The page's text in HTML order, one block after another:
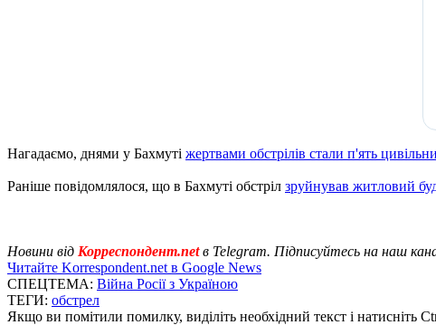
Нагадаємо, днями у Бахмуті жертвами обстрілів стали п'ять
Раніше повідомлялося, що в Бахмуті обстріл зруйнував житловий
Новини від Корреспондент.netв Telegram. Підписуйтесь на наш
Читайте Korrespondent.net в Google News
СПЕЦТЕМА: Війна Росії з Україною
ТЕГИ: обстрел
Якщо ви помітили помилку, виділіть необхідний текст і натисніть